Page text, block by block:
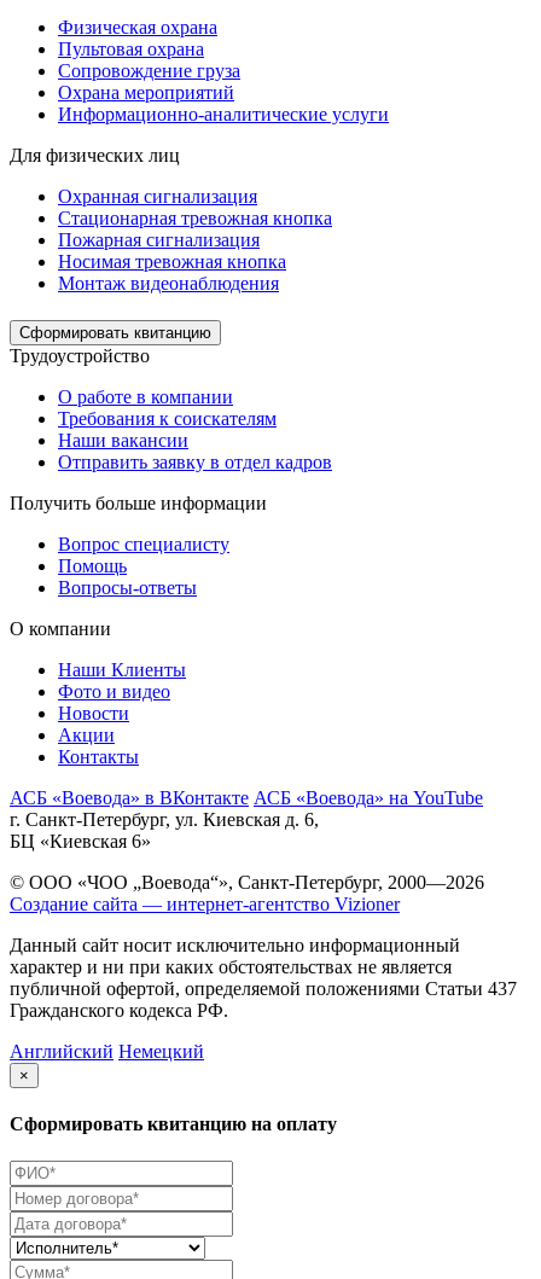
Физическая охрана
Пультовая охрана
Сопровождение груза
Охрана мероприятий
Информационно-аналитические услуги
Для физических лиц
Охранная сигнализация
Стационарная тревожная кнопка
Пожарная сигнализация
Носимая тревожная кнопка
Монтаж видеонаблюдения
Сформировать квитанцию
Трудоустройство
О работе в компании
Требования к соискателям
Наши вакансии
Отправить заявку в отдел кадров
Получить больше информации
Вопрос специалисту
Помощь
Вопросы-ответы
О компании
Наши Клиенты
Фото и видео
Новости
Акции
Контакты
АСБ «Воевода» в ВКонтакте АСБ «Воевода» на YouTube
г. Санкт-Петербург, ул. Киевская д. 6,
БЦ «Киевская 6»
© ООО «ЧОО „Воевода“», Санкт-Петербург, 2000—2026
Создание сайта — интернет-агентство Vizioner
Данный сайт носит исключительно информационный
характер и ни при каких обстоятельствах не является
публичной офертой, определяемой положениями Статьи 437
Гражданского кодекса РФ.
Английский Немецкий
×
Сформировать квитанцию на оплату